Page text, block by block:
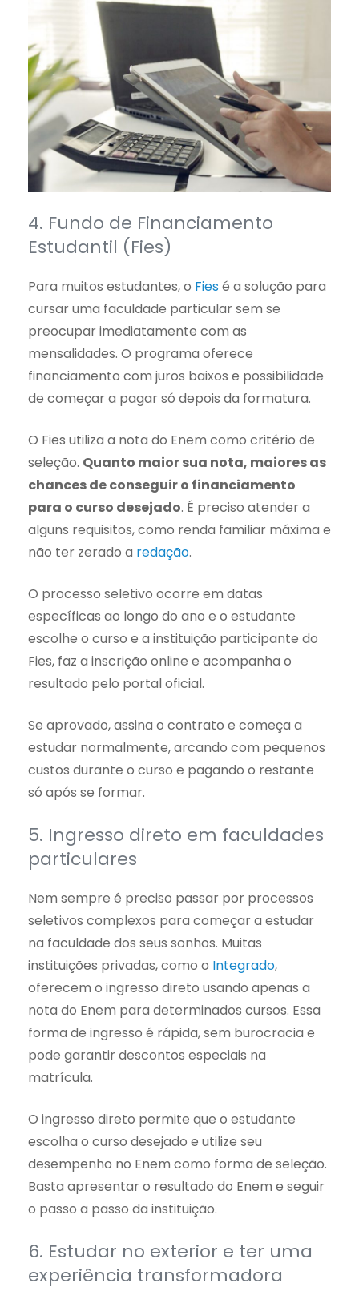
4. Fundo de Financiamento
Estudantil (Fies)
Para muitos estudantes, o Fiesé a solução para
cursar uma faculdade particular sem se
preocupar imediatamente com as
mensalidades. O programa oferece
financiamento com juros baixos e possibilidade
de começar a pagar só depois da formatura.
O Fies utiliza a nota do Enem como critério de
seleção. Quanto maior sua nota, maiores as
chances de conseguir o financiamento
para o curso desejado. É preciso atender a
alguns requisitos, como renda familiar máxima e
não ter zerado a redação.
O processo seletivo ocorre em datas
específicas ao longo do ano e o estudante
escolhe o curso e a instituição participante do
Fies, faz a inscrição online e acompanha o
resultado pelo portal oficial.
Se aprovado, assina o contrato e começa a
estudar normalmente, arcando com pequenos
custos durante o curso e pagando o restante
só após se formar.
5. Ingresso direto em faculdades
particulares
Nem sempre é preciso passar por processos
seletivos complexos para começar a estudar
na faculdade dos seus sonhos. Muitas
instituições privadas, como o Integrado,
oferecem o ingresso direto usando apenas a
nota do Enem para determinados cursos. Essa
forma de ingresso é rápida, sem burocracia e
pode garantir descontos especiais na
matrícula.
O ingresso direto permite que o estudante
escolha o curso desejado e utilize seu
desempenho no Enem como forma de seleção.
Basta apresentar o resultado do Enem e seguir
o passo a passo da instituição.
6. Estudar no exterior e ter uma
experiência transformadora